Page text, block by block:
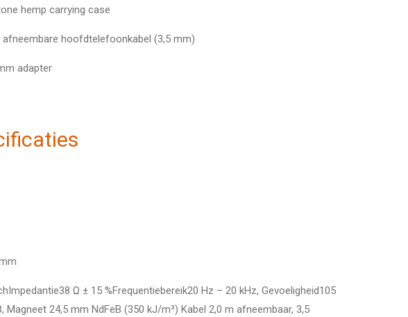
hemp carrying case
afneembare hoofdtelefoonkabel (3,5 mm)
adapter
Ω ± 15 %Frequentiebereik20 Hz – 20 kHz, Gevoeligheid105
Magneet 24,5 mm NdFeB (350 kJ/m³) Kabel 2,0 m afneembaar, 3,5